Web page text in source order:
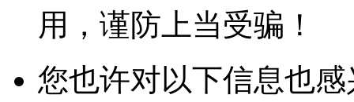
用，谨防上当受骗！
您也许对以下信息也感